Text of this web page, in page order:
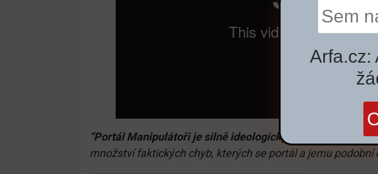
“Portál Manipulátořije silně ideologický,”
vysvětluje
množství faktických chyb, kterých se portál a jemu podobní
Arfa.cz: